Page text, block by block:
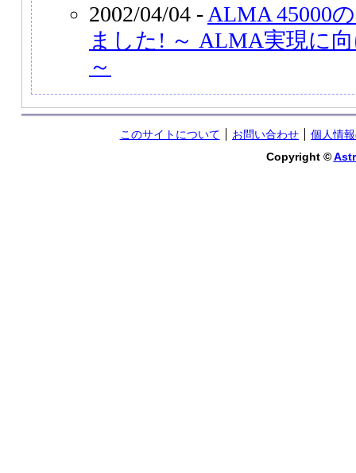
2002/04/04 - ALMA 45000
ました! ～ ALMA実現に
～
このサイトについて お問い合わせ
個人情
Copyright ©